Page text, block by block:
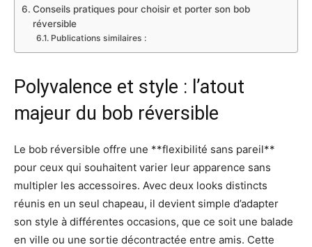
Conseils pratiques pour choisir et porter son bob
réversible
Publications similaires :
Polyvalence et style : l’atout
majeur du bob réversible
Le bob réversible offre une **flexibilité sans pareil**
pour ceux qui souhaitent varier leur apparence sans
multipler les accessoires. Avec deux looks distincts
réunis en un seul chapeau, il devient simple d’adapter
son style à différentes occasions, que ce soit une balade
en ville ou une sortie décontractée entre amis. Cette